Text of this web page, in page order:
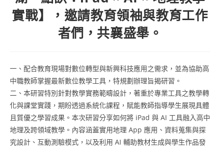
實戰】，邀請教育領袖與教育工作
者們，共襄盛舉。
一、配合教育現場對數位轉型與新興科技應用之需求，並為協助高
中職教師掌握最新數位教學工具，特規劃辦理旨揭研習。
二、本研習特別針對教學實務範疇設計，著重於專業工具之教學轉
化與課堂實踐，期盼透過系統化課程，賦能教師指導學生展現具體
且質優之學習成果。本次研習分享如何將 iPad 與 AI 工具融入高中
地理及跨領域教學。內容涵蓋實用地理 App 應用、資料蒐集與探
究設計、互動測驗模式，以及利用 AI 輔助教材生成與學生作品發